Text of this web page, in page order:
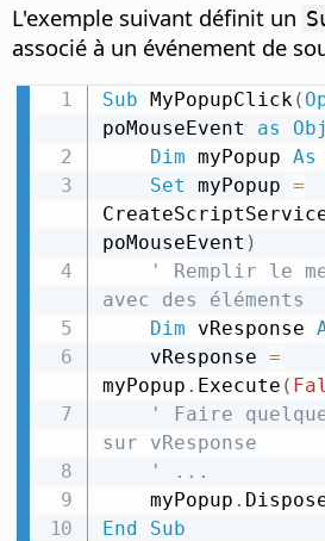
L'exemple suivant définit un
associé à un événement de
Sub MyPopupClick (
poMouseEvent as
Dim myPopup As
Set myPopup =
poMouseEvent )
' Remplir le
avec des éléments
Dim vResponse
    vResponse
=
myPopup . Execute (
' Faire
sur vResponse
' ...
    myPopup
.
End
Sub